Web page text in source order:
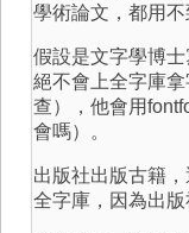
學術論文，都用不
假設是文字學博
絕不會上全字庫
查），他會用
會嗎）。
出版社出版古籍
全字庫，因為出版